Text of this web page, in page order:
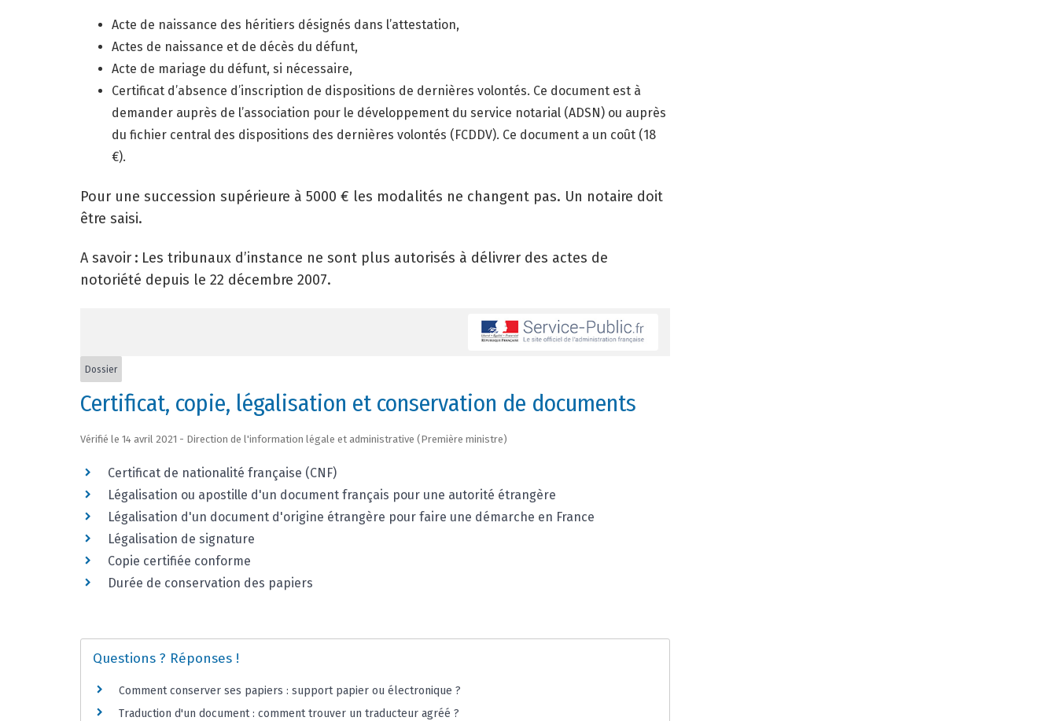
Acte de naissance des héritiers désignés dans l’attestation,
Actes de naissance et de décès du défunt,
Acte de mariage du défunt, si nécessaire,
Certificat d’absence d’inscription de dispositions de dernières volontés. Ce document est à
demander auprès de l’association pour le développement du service notarial (ADSN) ou auprès
du fichier central des dispositions des dernières volontés (FCDDV). Ce document a un coût (18
€).
Pour une succession supérieure à 5000 € les modalités ne changent pas. Un notaire doit
être saisi.
A savoir : Les tribunaux d’instance ne sont plus autorisés à délivrer des actes de
notoriété depuis le 22 décembre 2007.
Dossier
Certificat, copie, légalisation et conservation de documents
Vérifié le 14 avril 2021 - Direction de l'information légale et administrative (Première ministre)
Certificat de nationalité française (CNF)
Légalisation ou apostille d'un document français pour une autorité étrangère
Légalisation d'un document d'origine étrangère pour faire une démarche en France
Légalisation de signature
Copie certifiée conforme
Durée de conservation des papiers
Questions ? Réponses !
Comment conserver ses papiers : support papier ou électronique ?
Traduction d'un document : comment trouver un traducteur agréé ?